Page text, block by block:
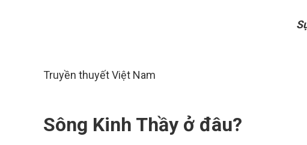
Truyền thuyết Việt Nam
Sông Kinh Thầy ở đâu?